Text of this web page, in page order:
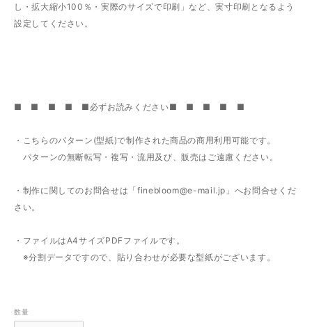
し・拡大縮小100％・実際のサイズで印刷」など、実寸印刷となるよう
設定してください。
■ ■ ■ ■ ■必ずお読みください■ ■ ■ ■ ■
・こちらのパターン(型紙)で制作された商品の商用利用可能です。
パターンの無断転写・複写・流用及び、販売はご遠慮ください。
・制作に関してのお問合せは「finebloom@e-mail.jp 」へお問合せくだ
さい。
・ファイルはA4サイズPDFファイルです。
※分割データですので、貼り合わせが必要な型紙がございます。
数量